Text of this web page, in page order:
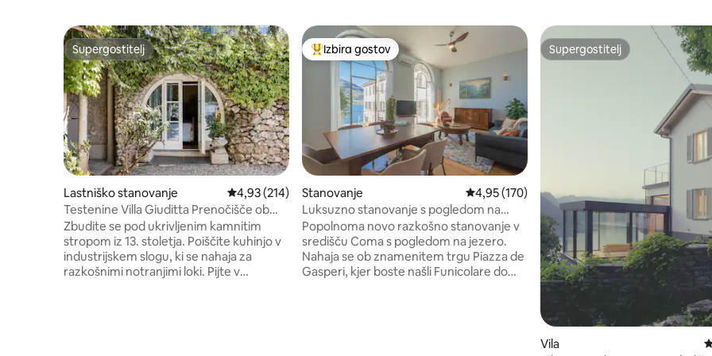
Supergostitelj
Supergostitelj
Lastniško stanovanje Povprečna ocena: 4,93 od 5, št. mnenj: 214
4,93 (214)
Testenine Villa Giuditta Prenočišče ob
jezeru
Zbudite se pod ukrivljenim kamnitim
stropom iz 13. stoletja. Poiščite kuhinjo v
industrijskem slogu, ki se nahaja za
razkošnimi notranjimi loki. Pijte v
Najbolj priljubljena prenočišča z značko »Izbira gostov«
Izbira gostov
Stanovanje Povprečna ocena: 4,95 od 5, št. mnenj: 170
4,95 (170)
Luksuzno stanovanje s pogledom na
jezero
Popolnoma novo razkošno stanovanje v
središču Coma s pogledom na jezero.
Nahaja se ob znamenitem trgu Piazza de
Gasperi, kjer boste našli Funicolare do
Supergostitelj
Supergostitelj
Vila